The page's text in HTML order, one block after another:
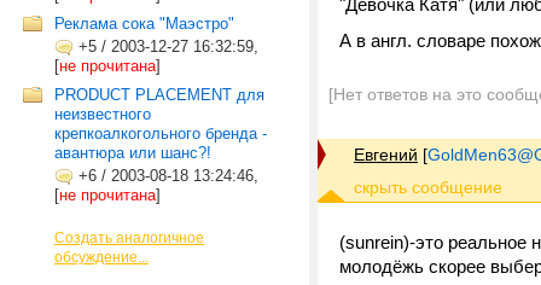
Реклама сока "Маэстро"
+5 / 2003-12-27 16:32:59,
[не прочитана]
PRODUCT PLACEMENT для
неизвестного
крепкоалкогольного бренда -
авантюра или шанс?!
+6 / 2003-08-18 13:24:46,
[не прочитана]
Создать аналогичное
обсуждение...
"Девочка Катя" (или
А в англ. словаре
[Нет ответов на это
Евгений [
(sunrein)-это реальное
молодёжь скорее